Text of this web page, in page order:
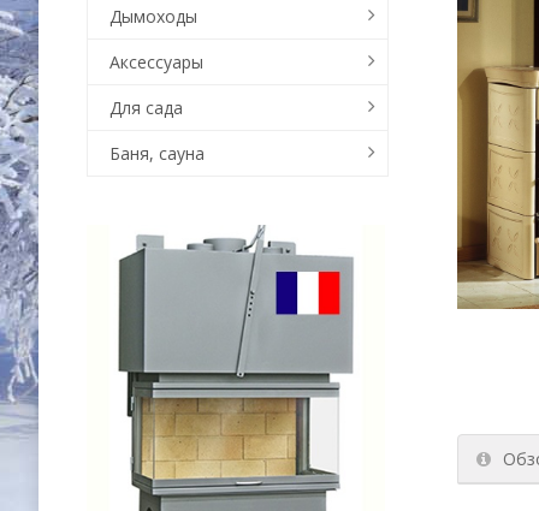
Дымоходы
Аксессуары
Для сада
Баня, сауна